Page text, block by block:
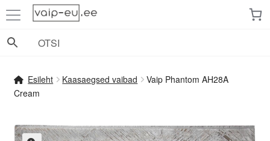
Liigu
navigeerimisele
Liigu
sisu
juurde
Esileht Kaasaegsed vaibad
Vaip Phantom AH28A
Cream